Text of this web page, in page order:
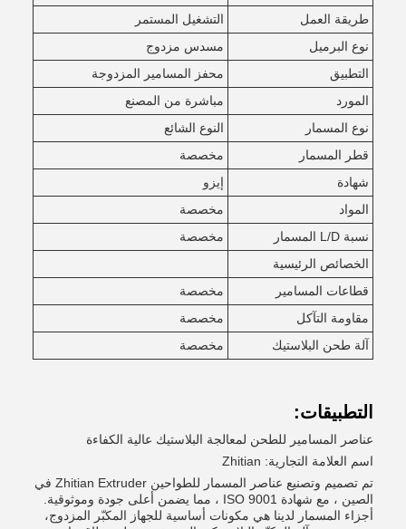
طريقة العمل
التشغيل المستمر
نوع البرميل
مسدس مزدوج
التطبيق
محفز المسامير المزدوجة
المورد
مباشرة من المصنع
نوع المسمار
النوع الشائع
قطر المسمار
مخصصة
شهادة
إيزو
المواد
مخصصة
نسبة L/D المسمار
مخصصة
الخصائص الرئيسية
قطاعات المسامير
مخصصة
مقاومة التآكل
مخصصة
آلة طحن البلاستيك
مخصصة
التطبيقات:
عناصر المسامير للطحن لمعالجة البلاستيك عالية الكفاءة
اسم العلامة التجارية: Zhitian
تم تصميم وتصنيع عناصر المسمار للطواحين Zhitian Extruder في
الصين ، مع شهادة ISO 9001 ، مما يضمن أعلى جودة وموثوقية.
أجزاء المسمار لدينا هي مكونات أساسية للجهاز المكبّر المزدوج،